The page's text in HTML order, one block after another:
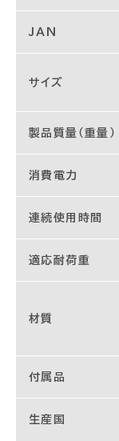
JAN
サイズ
製品質量（重量）
消費電力
連続使用時間
適応耐荷重
材質
付属品
生産国